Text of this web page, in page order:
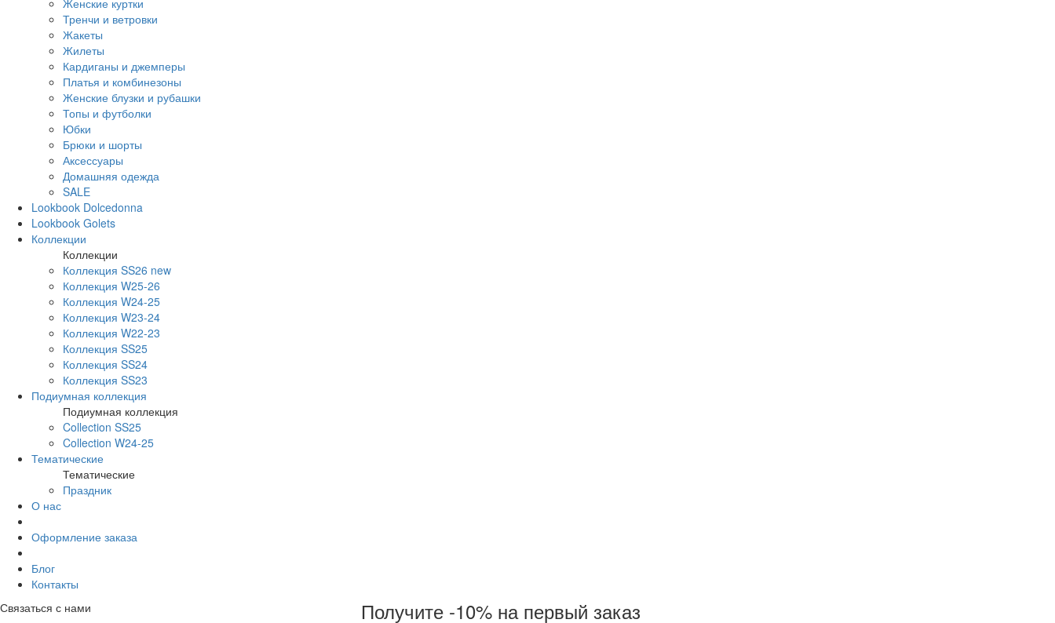
Женские куртки
Тренчи и ветровки
Жакеты
Жилеты
Кардиганы и джемперы
Платья и комбинезоны
Женские блузки и рубашки
Топы и футболки
Юбки
Брюки и шорты
Аксессуары
Домашняя одежда
SALE
Lookbook Dolcedonna
Lookbook Golets
Коллекции
Коллекции
Коллекция SS26 new
Коллекция W25-26
Коллекция W24-25
Коллекция W23-24
Коллекция W22-23
Коллекция SS25
Коллекция SS24
Коллекция SS23
Подиумная коллекция
Подиумная коллекция
Collection SS25
Collection W24-25
Тематические
Тематические
Праздник
О нас
Оформление заказа
Блог
Контакты
Связаться с нами
Получите -10% на первый заказ